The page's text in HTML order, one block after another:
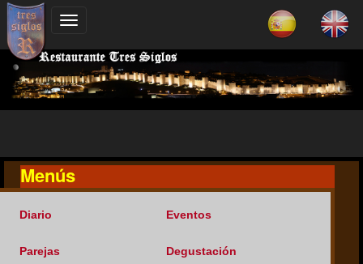
Menús
Diario Eventos
Parejas Degustación